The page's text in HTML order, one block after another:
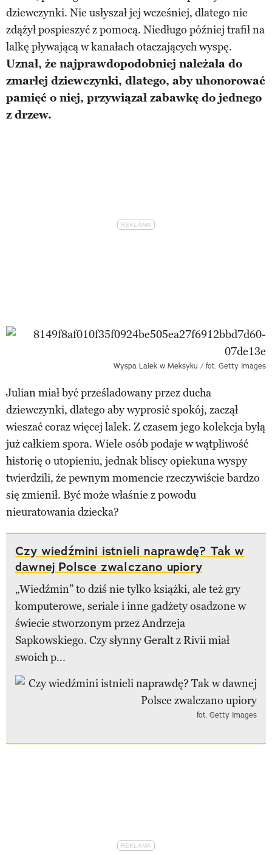
dziewczynki. Nie usłyszał jej wcześniej, dlatego nie
zdążył pospieszyć z pomocą. Niedługo później trafił na
lalkę pływającą w kanałach otaczających wyspę.
Uznał, że najprawdopodobniej należała do
zmarłej dziewczynki, dlatego, aby uhonorować
pamięć o niej, przywiązał zabawkę do jednego
z drzew.
Wyspa Lalek w Meksyku / fot. Getty Images
Julian miał być prześladowany przez ducha
dziewczynki, dlatego aby wyprosić spokój, zaczął
wieszać coraz więcej lalek. Z czasem jego kolekcja byłą
już całkiem spora. Wiele osób podaje w wątpliwość
historię o utopieniu, jednak bliscy opiekuna wyspy
twierdzili, że pewnym momencie rzeczywiście bardzo
się zmienił. Być może właśnie z powodu
nieuratowania dziecka?
Czy wiedźmini istnieli naprawdę? Tak w
dawnej Polsce zwalczano upiory
„Wiedźmin” to dziś nie tylko książki, ale też gry
komputerowe, seriale i inne gadżety osadzone w
świecie stworzonym przez Andrzeja
Sapkowskiego. Czy słynny Geralt z Rivii miał
swoich p...
fot. Getty Images